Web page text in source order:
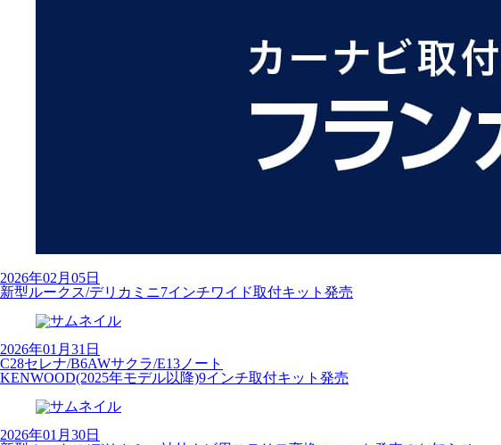
2026年02月05日
新型ルークス/デリカミニ7インチワイド取付キット発売
2026年01月31日
C28セレナ/B6AWサクラ/E13ノート
KENWOOD(2025年モデル以降)9インチ取付キット発売
2026年01月30日